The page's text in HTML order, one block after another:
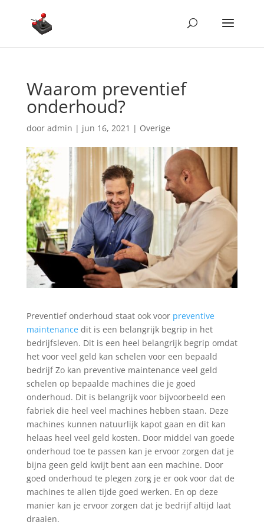
Waarom preventief
onderhoud?
door admin | jun 16, 2021 | Overige
Preventief onderhoud staat ook voor preventive
maintenancedit is een belangrijk begrip in het
bedrijfsleven. Dit is een heel belangrijk begrip omdat
het voor veel geld kan schelen voor een bepaald
bedrijf Zo kan preventive maintenance veel geld
schelen op bepaalde machines die je goed
onderhoud. Dit is belangrijk voor bijvoorbeeld een
fabriek die heel veel machines hebben staan. Deze
machines kunnen natuurlijk kapot gaan en dit kan
helaas heel veel geld kosten. Door middel van goede
onderhoud toe te passen kan je ervoor zorgen dat je
bijna geen geld kwijt bent aan een machine. Door
goed onderhoud te plegen zorg je er ook voor dat de
machines te allen tijde goed werken. En op deze
manier kan je ervoor zorgen dat je bedrijf altijd laat
draaien.